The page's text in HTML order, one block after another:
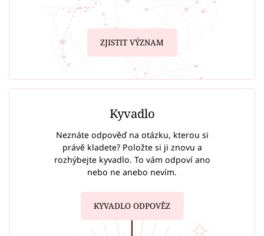
ZJISTIT VÝZNAM
Kyvadlo
Neznáte odpověď na otázku, kterou si
právě kladete? Položte si ji znovu a
rozhýbejte kyvadlo. To vám odpoví ano
nebo ne anebo nevím.
KYVADLO ODPOVĚZ